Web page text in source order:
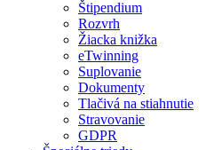
Štipendium
Rozvrh
Žiacka knižka
eTwinning
Suplovanie
Dokumenty
Tlačivá na stiahnutie
Stravovanie
GDPR